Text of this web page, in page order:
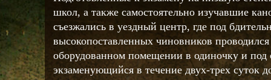
школ, а также самостоятельно изучавшие
съезжались в уездный центр, где под
высокопоставленных чиновников
оборудованном помещении в одиночку и под
экзаменующийся в течение двух-трех суток